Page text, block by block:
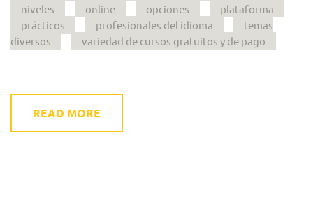
niveles
online opciones
plataforma
prácticos
profesionales del idioma
temas
diversos
variedad de cursos gratuitos y de pago
READ MORE